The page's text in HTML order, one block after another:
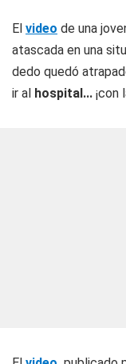
El video de una
atascada en una
dedo quedó
ir al hospital... ¡con